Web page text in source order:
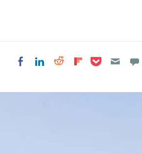
Share on Facebook
Share on LinkedIn
Share on Reddit
Share on
Share on Pocket